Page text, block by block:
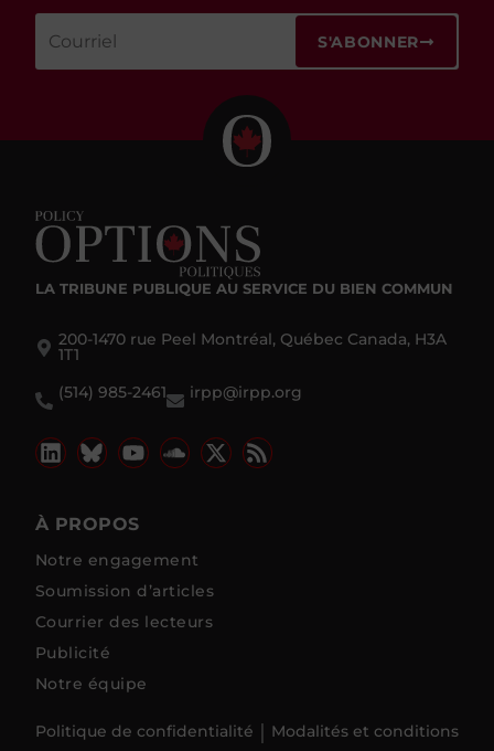
S'ABONNER
LA TRIBUNE PUBLIQUE AU SERVICE DU BIEN COMMUN
200-1470 rue Peel Montréal, Québec Canada, H3A
1T1
(514) 985-2461
irpp@irpp.org
À PROPOS
Notre engagement
Soumission d’articles
Courrier des lecteurs
Publicité
Notre équipe
Politique de confidentialité Modalités et conditions